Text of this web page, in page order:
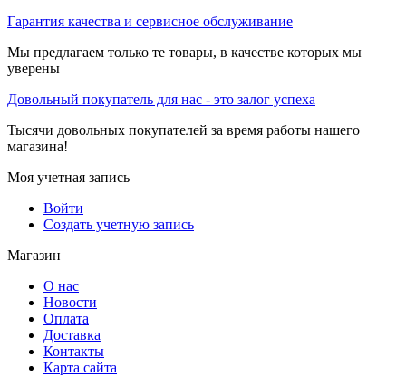
Гарантия качества и сервисное обслуживание
Мы предлагаем только те товары, в качестве которых мы
уверены
Довольный покупатель для нас - это залог успеха
Тысячи довольных покупателей за время работы нашего
магазина!
Моя учетная запись
Войти
Создать учетную запись
Магазин
О нас
Новости
Оплата
Доставка
Контакты
Карта сайта